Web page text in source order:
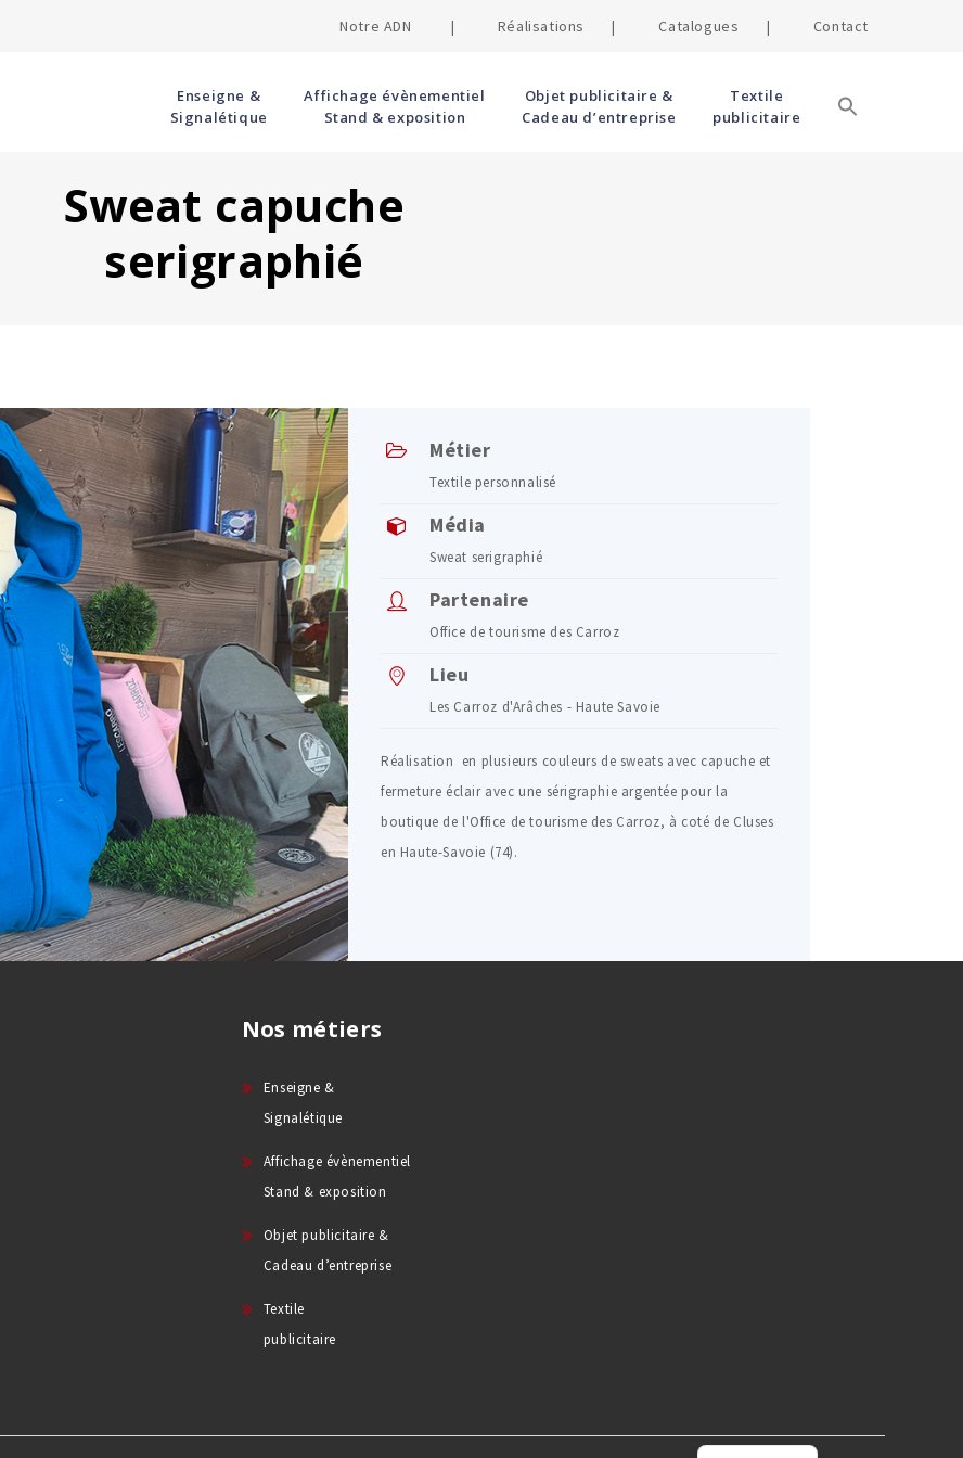
Notre ADN | Réalisations | Catalogues | Contact
Enseigne &
Signalétique
Affichage évènementiel
Stand & exposition
Objet publicitaire &
Cadeau d’entreprise
Textile
publicitaire
Sweat capuche
serigraphié
Métier
Textile personnalisé
Média
Sweat serigraphié
Partenaire
Office de tourisme des Carroz
Lieu
Les Carroz d'Arâches - Haute Savoie
Réalisation en plusieurs couleurs de sweats avec capuche et
fermeture éclair avec une sérigraphie argentée pour la
boutique de l'Office de tourisme des Carroz, à coté de Cluses
en Haute-Savoie (74).
Nos métiers
Enseigne &
Signalétique
Affichage évènementiel
Stand & exposition
Objet publicitaire &
Cadeau d’entreprise
Textile
publicitaire